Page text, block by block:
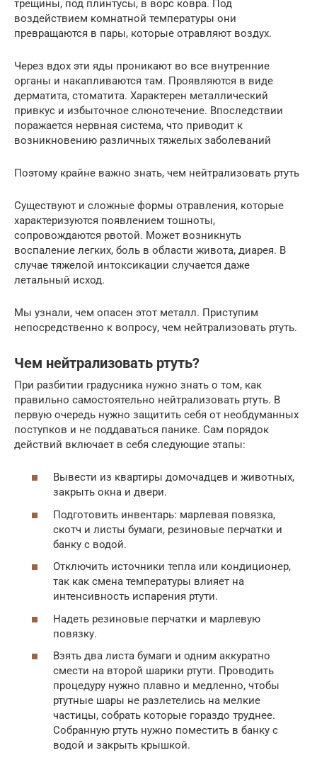
трещины, под плинтусы, в ворс ковра. Под
воздействием комнатной температуры они
превращаются в пары, которые отравляют воздух.
Через вдох эти яды проникают во все внутренние
органы и накапливаются там. Проявляются в виде
дерматита, стоматита. Характерен металлический
привкус и избыточное слюнотечение. Впоследствии
поражается нервная система, что приводит к
возникновению различных тяжелых заболеваний
Поэтому крайне важно знать, чем нейтрализовать ртуть
Существуют и сложные формы отравления, которые
характеризуются появлением тошноты,
сопровождаются рвотой. Может возникнуть
воспаление легких, боль в области живота, диарея. В
случае тяжелой интоксикации случается даже
летальный исход.
Мы узнали, чем опасен этот металл. Приступим
непосредственно к вопросу, чем нейтрализовать ртуть.
Чем нейтрализовать ртуть?
При разбитии градусника нужно знать о том, как
правильно самостоятельно нейтрализовать ртуть. В
первую очередь нужно защитить себя от необдуманных
поступков и не поддаваться панике. Сам порядок
действий включает в себя следующие этапы:
Вывести из квартиры домочадцев и животных,
закрыть окна и двери.
Подготовить инвентарь: марлевая повязка,
скотч и листы бумаги, резиновые перчатки и
банку с водой.
Отключить источники тепла или кондиционер,
так как смена температуры влияет на
интенсивность испарения ртути.
Надеть резиновые перчатки и марлевую
повязку.
Взять два листа бумаги и одним аккуратно
смести на второй шарики ртути. Проводить
процедуру нужно плавно и медленно, чтобы
ртутные шары не разлетелись на мелкие
частицы, собрать которые гораздо труднее.
Собранную ртуть нужно поместить в банку с
водой и закрыть крышкой.